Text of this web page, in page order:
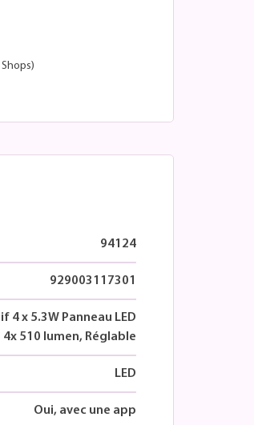
94124
929003117301
4 x 5.3W Panneau LED
4x 510 lumen, Réglable
LED
Oui, avec une app